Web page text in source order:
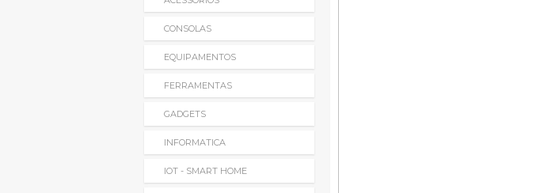
CONSOLAS
EQUIPAMENTOS
FERRAMENTAS
GADGETS
INFORMATICA
IOT - SMART HOME